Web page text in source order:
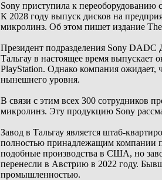
Sony приступила к переоборудованию
К 2028 году выпуск дисков на
микролинз. Об этом пишет издание
Президент подразделения Sony
Тальгау в настоящее время выпускает
PlayStation. Однако компания ожидает,
нынешнего уровня.
В связи с этим всех 300 сотрудников
микролинз. Эту продукцию Sony
Завод в Тальгау является штаб-
полностью принадлежащим компании
подобные производства в США, но
перенесли в Австрию в 2022 году.
промышленностью.